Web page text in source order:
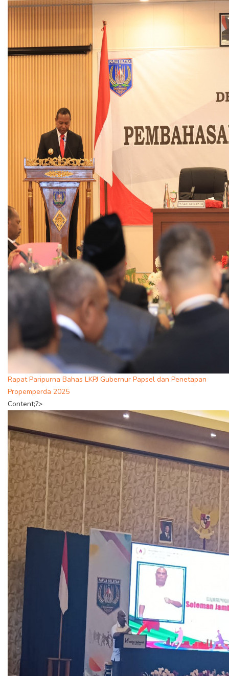
Rapat Paripurna Bahas LKPJ Gubernur Papsel dan Penetapan
Propemperda 2025
Content;?>